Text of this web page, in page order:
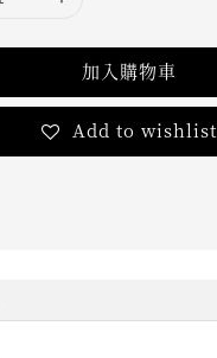
加入購物車
Add to wishlist